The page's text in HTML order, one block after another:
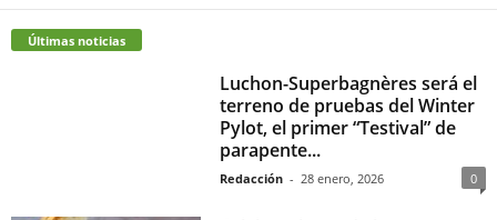
Últimas noticias
Luchon-Superbagnères será el
terreno de pruebas del Winter
Pylot, el primer “Testival” de
parapente...
Redacción - 28 enero, 2026 0